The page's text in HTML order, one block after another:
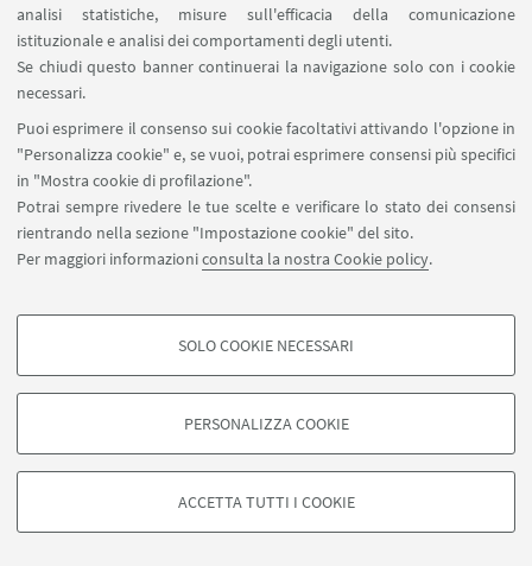
analisi statistiche, misure sull'efficacia della comunicazione
istituzionale e analisi dei comportamenti degli utenti.
Se chiudi questo banner continuerai la navigazione solo con i cookie
necessari.
Puoi esprimere il consenso sui cookie facoltativi attivando l'opzione in
"Personalizza cookie" e, se vuoi, potrai esprimere consensi più specifici
in "Mostra cookie di profilazione".
Potrai sempre rivedere le tue scelte e verificare lo stato dei consensi
rientrando nella sezione "Impostazione cookie" del sito.
Per maggiori informazioniconsulta la nostra Cookie policy.
COOKIE DI PROFILAZIONE - FACOLTATIVI
degli utenti, creare profili in base al loro comportamento sul sito, per analisi
di marketing.
Google/Youtube Video
SOLO COOKIE NECESSARI
PERSONALIZZA COOKIE
ACCETTA TUTTI I COOKIE
Piazzaler Solieri 1 / Viale Corridoni 20 - 47121 Forlì
+39 0543 374807
cesipe.info@unibo.it
©Copyright 2026 - ALMA MATER STUDIORUM - Università di
Privacy- Note legali-Impostazioni Cookie